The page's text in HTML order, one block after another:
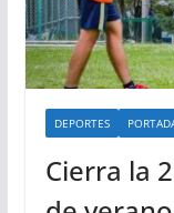
DEPORTES
Cierra la